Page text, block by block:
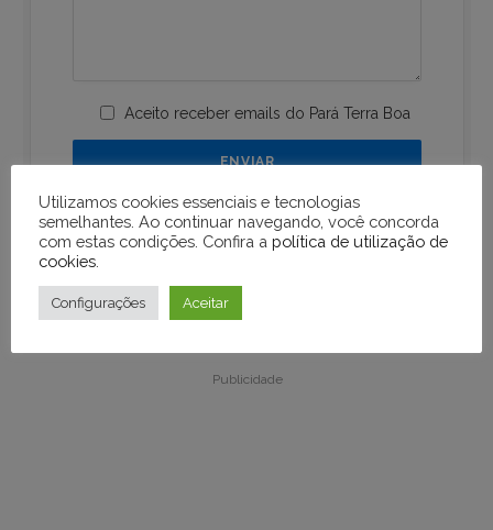
Aceito receber emails do Pará Terra Boa
Publicidade
Publicidade
Utilizamos cookies essenciais e tecnologias
semelhantes. Ao continuar navegando, você concorda
com estas condições. Confira a política de utilização de
cookies
Configurações Aceitar